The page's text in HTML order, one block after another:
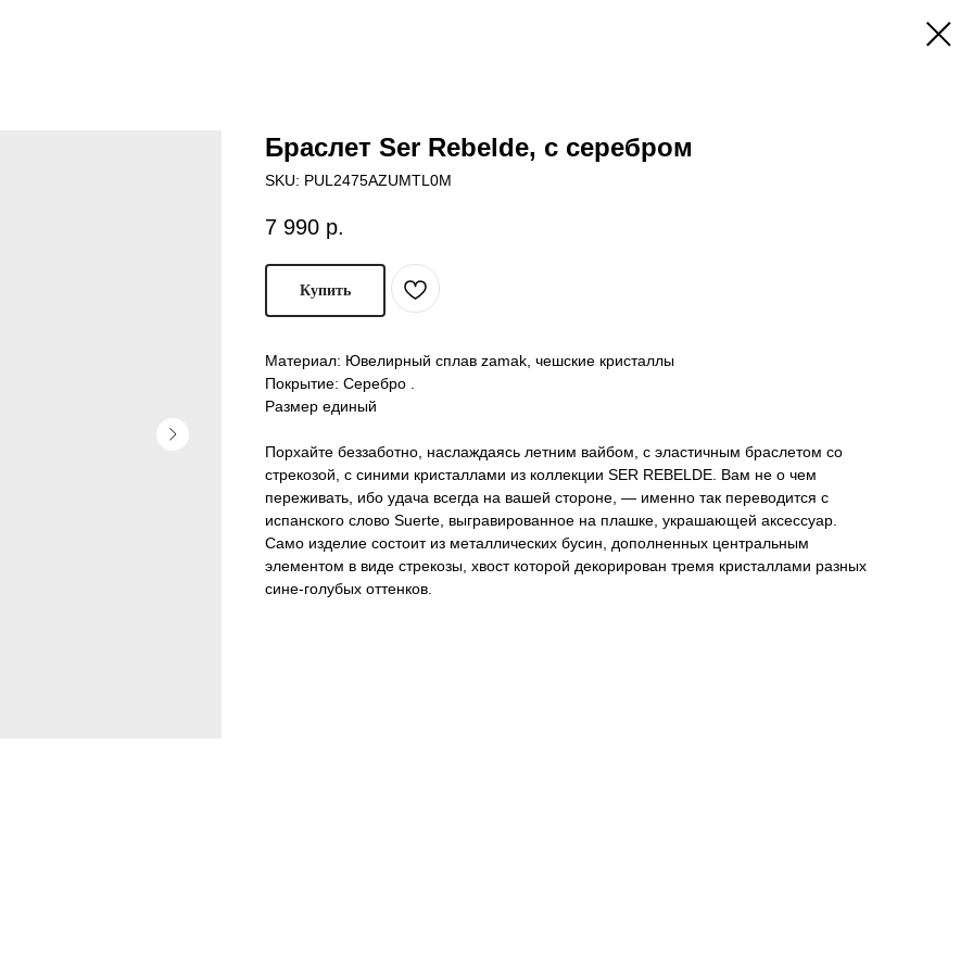
Браслет Ser Rebelde, с серебром
SKU: PUL2475AZUMTL0M
7 990 р.
Купить
Материал: Ювелирный сплав zamak, чешские кристаллы
Покрытие: Серебро .
Размер единый
Порхайте беззаботно, наслаждаясь летним вайбом, с эластичным браслетом со
стрекозой, с синими кристаллами из коллекции SER REBELDE. Вам не о чем
переживать, ибо удача всегда на вашей стороне, — именно так переводится с
испанского слово Suerte, выгравированное на плашке, украшающей аксессуар.
Само изделие состоит из металлических бусин, дополненных центральным
элементом в виде стрекозы, хвост которой декорирован тремя кристаллами разных
сине-голубых оттенков.